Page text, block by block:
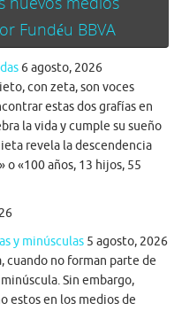
Fundéu BBVA
6 agosto, 2026
con zeta, son voces
estas dos grafías en
la vida y cumple su sueño
revela la descendencia
«100 años, 13 hijos, 55
y minúsculas 5 agosto, 2026
cuando no forman parte de
Sin embargo,
estos en los medios de